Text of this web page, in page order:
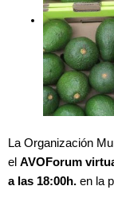
La Organización
el AVOForum
a las 18:00h. en la